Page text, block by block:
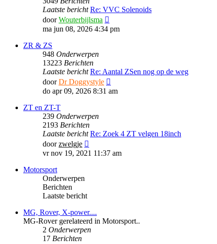
Laatste bericht Re: VVC Solenoids
doorWouterbijlsma
laatste
bericht
ma jun 08, 2026 4:34 pm
ZR & ZS
948 Onderwerpen
13223 Berichten
Laatste bericht Re: Aantal ZSen nog op de weg
doorDr Doggystyle
laatste
do apr 09, 2026 8:31 am
ZT en ZT-T
239 Onderwerpen
2193 Berichten
Laatste bericht Re: Zoek 4 ZT velgen 18inch
doorzwelgje
laatste
vr nov 19, 2021 11:37 am
Motorsport
Onderwerpen
Berichten
Laatste bericht
MG, Rover, X-power....
MG-Rover gerelateerd in Motorsport..
2 Onderwerpen
17 Berichten